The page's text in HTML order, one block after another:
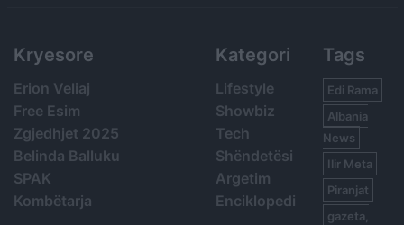
Kryesore
Erion Veliaj
Free Esim
Zgjedhjet 2025
Belinda Balluku
SPAK
Kombëtarja
Kategori
Lifestyle
Showbiz
Tech
Shëndetësi
Argetim
Enciklopedi
Tags
Edi Rama
Albania
News
Ilir Meta
Piranjat
gazeta,